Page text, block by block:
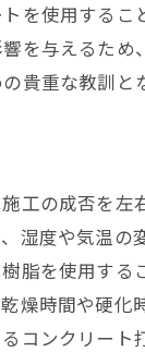
成功事例が示
他地域への応
成功に導いた
革新的な施工
現場での技術
練馬区での技
技術革新によ
を使用する
を与えるた
貴重な教訓と
工の成否を
湿度や気温
脂を使用す
燥時間や硬
コンクリー